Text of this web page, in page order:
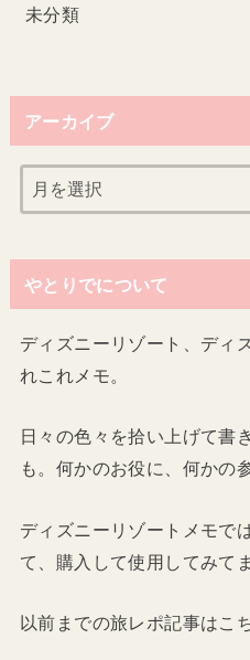
未分類
アーカイブ
やとりでについて
ディズニーリゾート、ディ
れこれメモ。
日々の色々を拾い上げて書
も。何かのお役に、何かの
ディズニーリゾートメモで
て、購入して使用してみて
以前までの旅レポ記事はこ